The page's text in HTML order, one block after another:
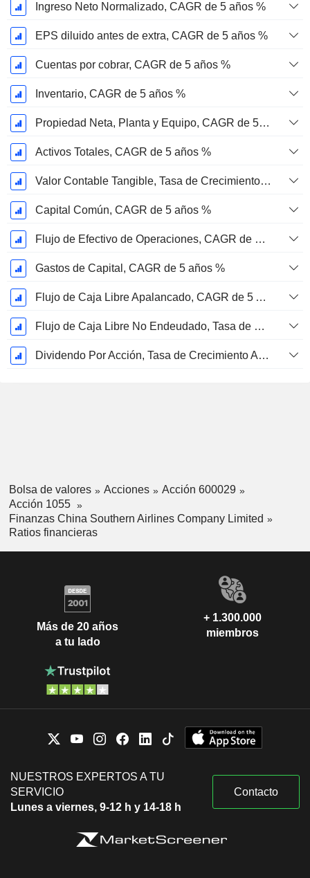
Ingreso Neto Normalizado, CAGR de 5 años %
EPS diluido antes de extra, CAGR de 5 años %
Cuentas por cobrar, CAGR de 5 años %
Inventario, CAGR de 5 años %
Propiedad Neta, Planta y Equipo, CAGR de 5 años %
Activos Totales, CAGR de 5 años %
Valor Contable Tangible, Tasa de Crecimiento Anual Compuesta de 5 Años %
Capital Común, CAGR de 5 años %
Flujo de Efectivo de Operaciones, CAGR de 5 Años %
Gastos de Capital, CAGR de 5 años %
Flujo de Caja Libre Apalancado, CAGR de 5 Años %
Flujo de Caja Libre No Endeudado, Tasa de Crecimiento Anual Compuesto de 5 Años %
Dividendo Por Acción, Tasa de Crecimiento Anual Compuesto de 5 Años %
Bolsa de valores Acciones
Acción 600029
Acción 1055
Finanzas China Southern Airlines Company Limited
Ratios financieras
Más de 20 años
a tu lado
+ 1.300.000
miembros
NUESTROS EXPERTOS A TU
SERVICIO
Lunes a viernes, 9-12 h y 14-18 h
Contacto